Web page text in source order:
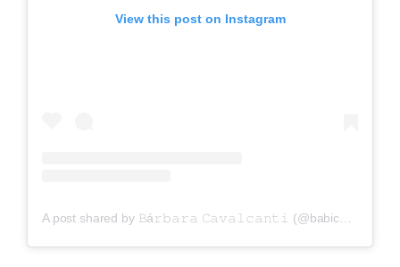
View this post on Instagram
A post shared by 𝙱á𝚛𝚋𝚊𝚛𝚊 𝙲𝚊𝚟𝚊𝚕𝚌𝚊𝚗𝚝𝚒 (@babicavalcanti7)